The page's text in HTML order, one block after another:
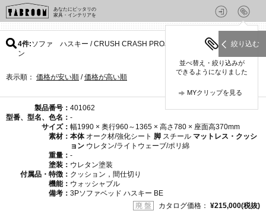
あなたにピッタリの
家具・インテリアを
並べ替え・絞り込みが
できるようになりました
MYクリップを見る
絞り込む
4件 ソファ ハスキー / CRUSH CRASH PROJECTのパター
ン
表示順： 価格が安い順 /価格が高い順
製品番号： 401062
型番、型名、色名： -
サイズ： 幅1990 × 奥行960～1365 × 高さ780 × 座面高370mm
素材： 本体オーク材/強化シート 脚 スチール マットレス・クッシ
ョン ウレタン/ライトウェーブ/ポリ綿
重量： -
塗装： ウレタン塗装
付属品・特徴： クッション，間仕切り
機能： ウォッシャブル
備考： 3Pソファベッド ハスキー BE
廃 盤
カタログ価格： ¥215,000(税抜)